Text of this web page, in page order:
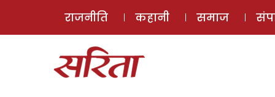
राजनीति कहानी समाज